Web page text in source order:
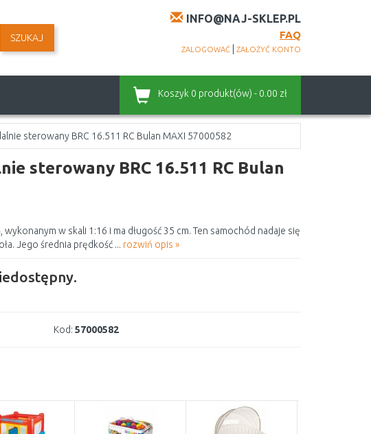
INFO@NAJ-SKLEP.PL
FAQ
ZALOGOWAĆ ZAŁOŻYĆ KONTO
SZUKAJ
Koszyk 0 produkt(ów) - 0.00 zł
sterowany BRC 16.511 RC Bulan MAXI 57000582
sterowany BRC 16.511 RC Bulan
w skali 1:16 i ma długość 35 cm. Ten samochód nadaje się
Jego średnia prędkość ... rozwiń opis »
Kod: 57000582